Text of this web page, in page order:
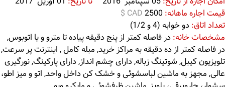
قیمت اجاره ماهانه:
$ CAD
تعداد اتاق:دو خوابه (4 و 1/2)
مشخصات خانه:در فاصله کمتر از پنج دقیقه پیاده تا مترو و یا اتوبوس,
در فاصله کمتر از ده دقیقه به مراکز خرید, مبله کامل , اینترنت پر سرعت,
تلویزیون کیبل, شوتینگ زباله, دارای چشم انداز, دارای پارکینگ, نورگیری
عالی, مجهز به ماشین لباسشوئی و خشک کن داخل واحد, اتو و میز اطو،